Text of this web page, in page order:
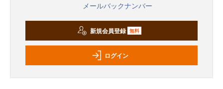
メールバックナンバー
新規会員登録 無料
ログイン